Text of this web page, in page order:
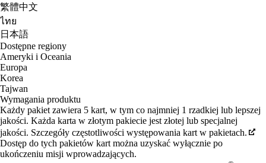
繁體中文
ไทย
日本語
Dostępne regiony
Ameryki i Oceania
Europa
Korea
Tajwan
Wymagania produktu
Każdy pakiet zawiera 5 kart, w tym co najmniej 1 rzadkiej lub lepszej
jakości. Każda karta w złotym pakiecie jest złotej lub specjalnej
jakości. Szczegóły częstotliwości występowania kart w pakietach.
Dostęp do tych pakietów kart można uzyskać wyłącznie po
ukończeniu misji wprowadzających.